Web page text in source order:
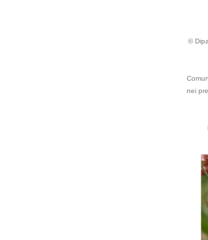
©
nei